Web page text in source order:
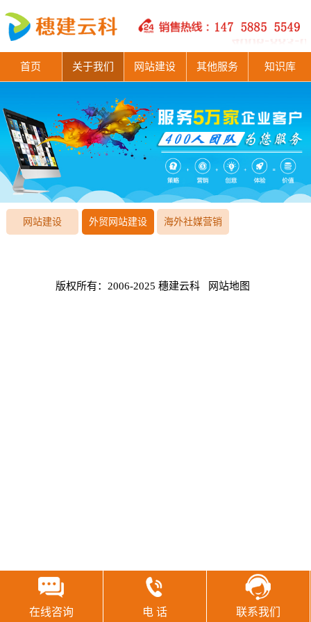
首页 关于我们 网站建设 其他服务 知识库
网站建设 外贸网站建设 海外社媒营销
版权所有：2006-2025 穗建云科 网站地图
在线咨询 电 话 联系我们